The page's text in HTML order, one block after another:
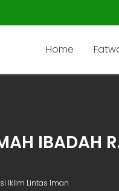
Home
IBADAH
Iklim Lintas Iman